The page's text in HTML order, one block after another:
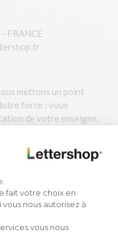
du
fait votre choix en
nous autorisez à
vous nous
FRANCE
mettons un point
force : vous
de votre enseigne.
experte qui vous
gagner votre
recevoir en avant